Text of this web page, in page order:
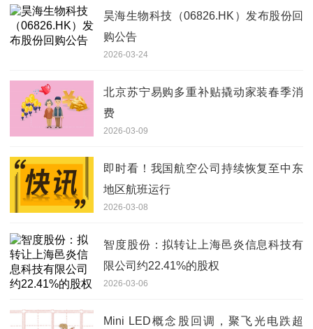
昊海生物科技（06826.HK）发布股份回
购公告
2026-03-24
北京苏宁易购多重补贴撬动家装春季消
费
2026-03-09
即时看！我国航空公司持续恢复至中东
地区航班运行
2026-03-08
智度股份：拟转让上海邑炎信息科技有
限公司约22.41%的股权
2026-03-06
Mini LED概念股回调，聚飞光电跌超